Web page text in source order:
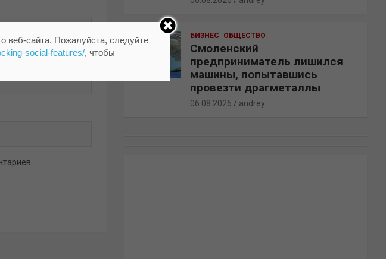
БИЗНЕС ОБЩЕСТВО
Смоленский
предприниматель лишился
машины, попытавшись
провезти драгметаллы
06.08.2026 andrey
веб-сайта. Пожалуйста, следуйте
social-features/, чтобы